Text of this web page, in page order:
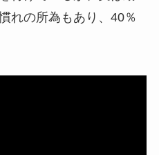
れの所為もあり、40％